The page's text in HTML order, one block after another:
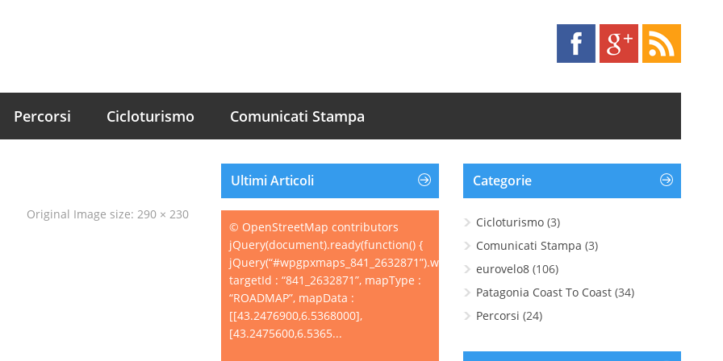
Percorsi Cicloturismo Comunicati Stampa
Original Image size: 290 × 230
Ultimi Articoli
© OpenStreetMap contributors
jQuery(document).ready(function() {
jQuery(“#wpgpxmaps_841_2632871”).wpgpxmaps({
targetId : “841_2632871”, mapType :
“ROADMAP”, mapData :
[[43.2476900,6.5368000],
[43.2475600,6.5365...
Categorie
Cicloturismo (3)
Comunicati Stampa (3)
eurovelo8 (106)
Patagonia Coast To Coast (34)
Percorsi (24)